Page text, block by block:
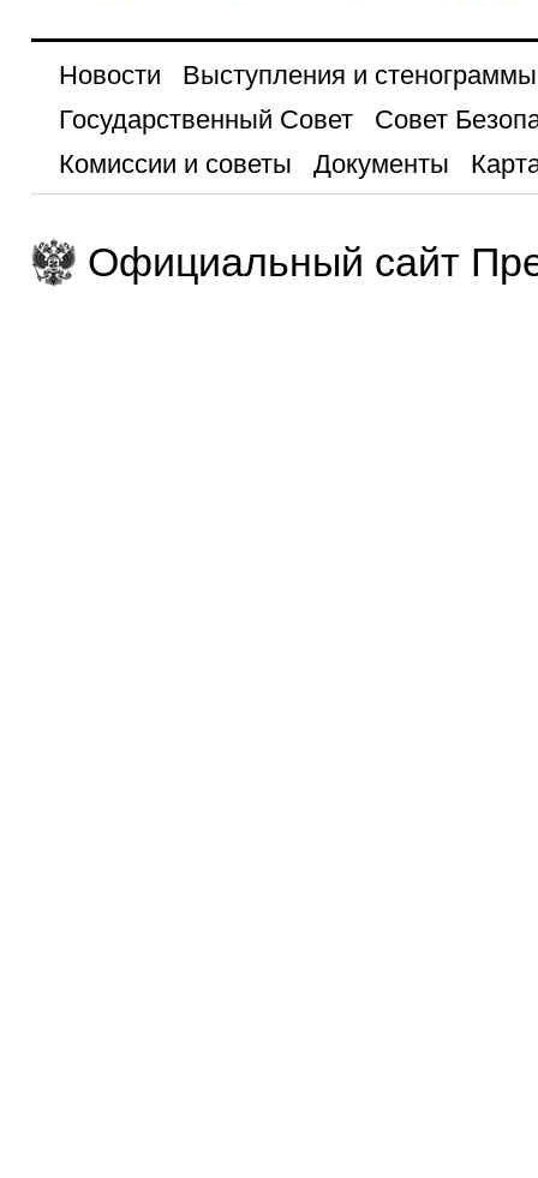
Новости
Выступления и стенограммы
Государственный Совет
Совет
Комиссии и советы
Документы
Официальный сайт